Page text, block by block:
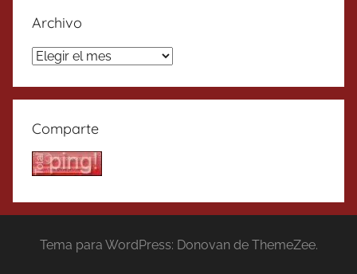
Archivo
Archivo
Comparte
Tema para WordPress: Donovan de ThemeZee.